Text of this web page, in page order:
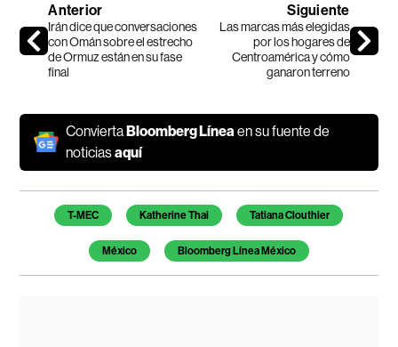
Anterior
Irán dice que conversaciones
con Omán sobre el estrecho
de Ormuz están en su fase
final
Siguiente
Las marcas más elegidas
por los hogares de
Centroamérica y cómo
ganaron terreno
ConviertaBloomberg Línea en su fuente de
noticiasaquí
Temas de este artículo
T-MEC Katherine Thai Tatiana Clouthier
México Bloomberg Línea México